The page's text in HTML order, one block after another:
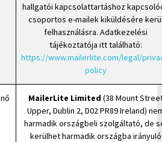
hallgatói kapcsolattartáshoz
csoportos e-mailek kiküldésére
felhasználásra. Adatkezelési
tájékoztatója itt található:
https://www.mailerlite.com/legal/
policy
MailerLite Limited (38 Mount
Upper, Dublin 2, D02 PR89 Ireland)
harmadik országbeli szolgáltató, de
kerülhet harmadik országba irányuló